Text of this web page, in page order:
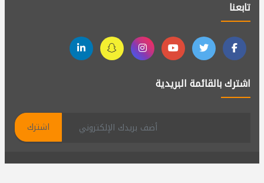
تابعنا
اشترك بالقائمة البريدية
اشترك